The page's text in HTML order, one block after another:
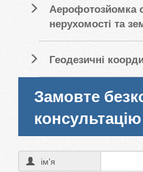
Аерофотозйомка
нерухомості та
Геодезичні
Замовте
консультацію
ім'я